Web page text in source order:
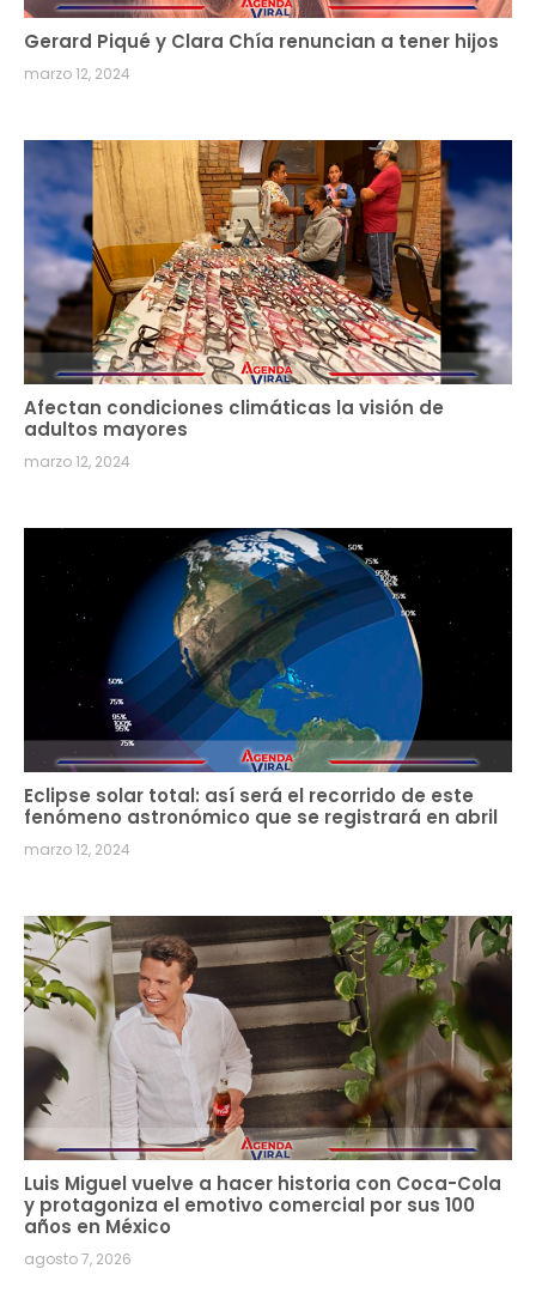
Gerard Piqué y Clara Chía renuncian a tener hijos
marzo 12, 2024
Afectan condiciones climáticas la visión de
adultos mayores
marzo 12, 2024
Eclipse solar total: así será el recorrido de este
fenómeno astronómico que se registrará en abril
marzo 12, 2024
Luis Miguel vuelve a hacer historia con Coca-Cola
y protagoniza el emotivo comercial por sus 100
años en México
agosto 7, 2026